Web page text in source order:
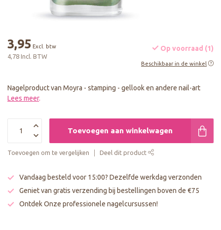
3,95 Excl. btw
4,78 Incl. BTW
Op voorraad (1)
Beschikbaar in de winkel
Nagelproduct van Moyra - stamping - gellook en andere nail-art
Lees meer.
Toevoegen aan winkelwagen
Toevoegen om te vergelijken Deel dit product
Vandaag besteld voor 15:00? Dezelfde werkdag verzonden
Geniet van gratis verzending bij bestellingen boven de €75
Ontdek Onze professionele nagelcursussen!